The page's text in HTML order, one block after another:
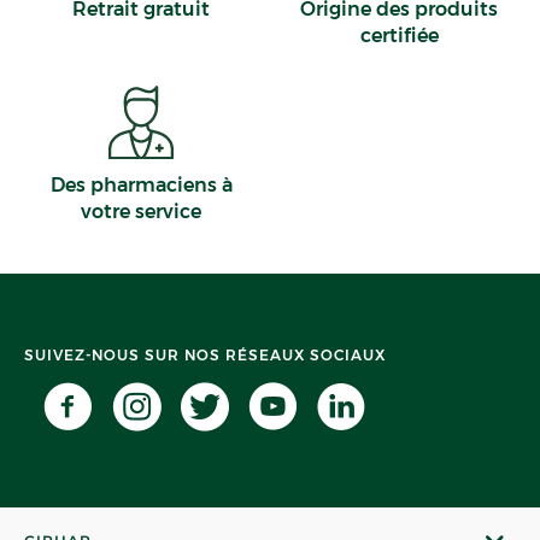
Retrait gratuit
Origine des produits
certifiée
Des pharmaciens à
votre service
SUIVEZ-NOUS SUR NOS RÉSEAUX SOCIAUX